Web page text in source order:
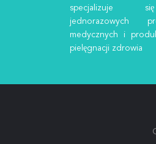
specjalizuje
jednorazowych
medycznych i
pielęgnacji zdrowia